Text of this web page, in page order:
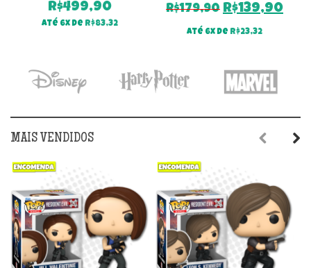
R$499,90
Até 6x de R$83,32
R$179,90 O
preço
original
R$179,90.
R$139,90O
Até 6x de R$23,32
MAIS VENDIDOS